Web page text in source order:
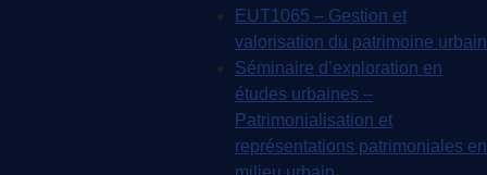
EUT1065 – Gestion et
valorisation du patrimoine urbain
Séminaire d’exploration en
études urbaines –
Patrimonialisation et
représentations patrimoniales en